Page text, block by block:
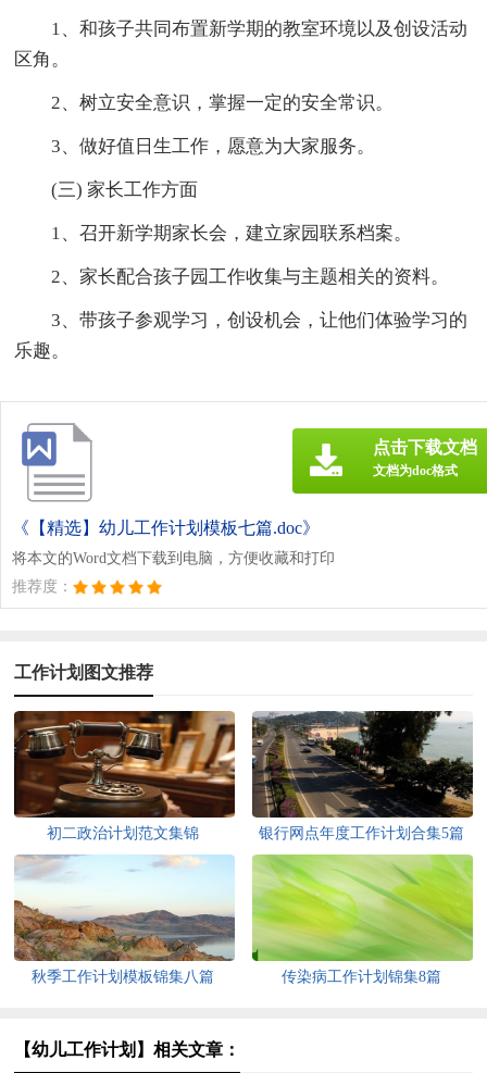
1、和孩子共同布置新学期的教室环境以及创设活动
区角。
2、树立安全意识，掌握一定的安全常识。
3、做好值日生工作，愿意为大家服务。
(三) 家长工作方面
1、召开新学期家长会，建立家园联系档案。
2、家长配合孩子园工作收集与主题相关的资料。
3、带孩子参观学习，创设机会，让他们体验学习的
乐趣。
《【精选】幼儿工作计划模板七篇.doc》
将本文的Word文档下载到电脑，方便收藏和打印
推荐度：
点击下载文档
文档为doc格式
工作计划图文推荐
初二政治计划范文集锦 银行网点年度工作计划合集5篇
秋季工作计划模板锦集八篇 传染病工作计划锦集8篇
【幼儿工作计划】相关文章：